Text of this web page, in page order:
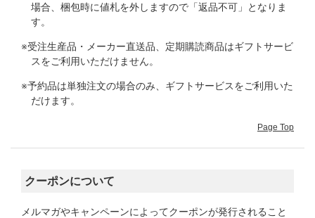
場合、梱包時に値札を外しますので​「返品不可」となりま
す。​
※受注生産品・メーカー直送品、定期購読商品はギフトサービ
スをご利用いただけません。​​
※予約品は単独注文の場合のみ、ギフトサービスをご利用いた
だけます。​​
Page Top
クーポンについて
メルマガやキャンペーンによってクーポンが発行されること